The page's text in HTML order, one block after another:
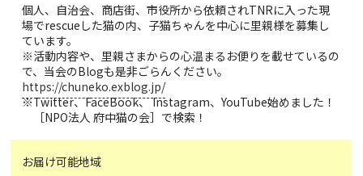
個人、自治会、商店街、市役所から依頼されTNRに入った現
場でrescueした猫の内、子猫ちゃんを中心に里親様を募集し
ています。
※活動内容や、里親さまからの心温まるお便りを載せているの
で、当会のBlogも是非ごらんください。
https://chuneko.exblog.jp/
※Twitter、FaceBook、 Instagram、YouTube始めました！
［NPO法人 府中猫の会］で検索！
お届け可能地域